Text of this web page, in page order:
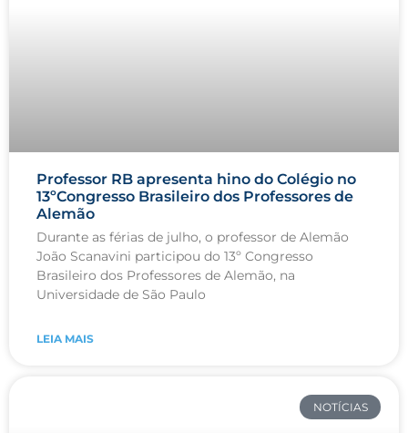
Professor RB apresenta hino do Colégio no
13ºCongresso Brasileiro dos Professores de
Alemão
Durante as férias de julho, o professor de Alemão
João Scanavini participou do 13º Congresso
Brasileiro dos Professores de Alemão, na
Universidade de São Paulo
LEIA MAIS
NOTÍCIAS